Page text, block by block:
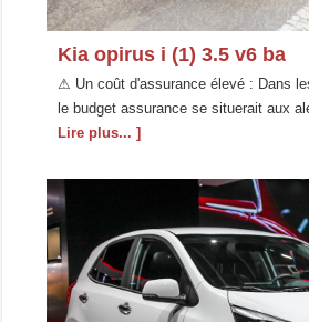
Kia opirus i (1) 3.5 v6 ba
⚠ Un coût d'assurance élevé : Dans
le budget assurance se situerait aux
Lire plus... ]